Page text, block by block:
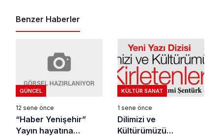
Benzer Haberler
GÜNCEL
12 sene önce
“Haber Yenişehir”
Yayın hayatına
KÜLTÜR SANAT
1 sene önce
Dilimizi ve
Kültürümüzü